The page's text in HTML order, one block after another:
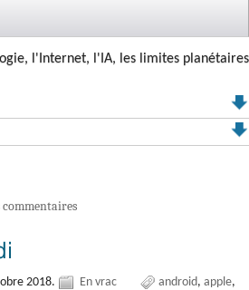
l'Internet, l'IA, les limites planétaires
commentaires
2018. En vrac android apple